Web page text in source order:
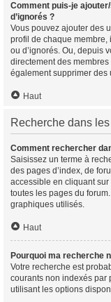
Comment puis-je
d’ignorés ?
Vous pouvez ajouter des
profil de chaque membre,
ou d’ignorés. Ou, depuis
directement des
également supprimer des
Haut
Recherche dans
Comment rechercher
Saisissez un terme à
des pages d’index, de
accessible en cliquant
toutes les pages du
graphiques utilisés.
Haut
Pourquoi ma recherche
Votre recherche est
courants non indexés par
utilisant les options